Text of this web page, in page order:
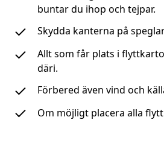
buntar du ihop och tejpar.
Skydda kanterna på
Allt som får plats i
däri.
Förbered även vind och
Om möjligt placera alla